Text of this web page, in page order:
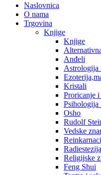
Naslovnica
O nama
Trgovina
Knjige
Knjige
Anđeli
Astrologija
Kristali
Proricanje i
Psihologija
Osho
Rudolf
Vedske
Religijske
Feng Shui